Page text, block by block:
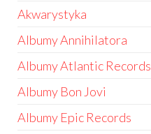
Akwarystyka
Albumy Annihilatora
Albumy Atlantic Records
Albumy Bon Jovi
Albumy Epic Records